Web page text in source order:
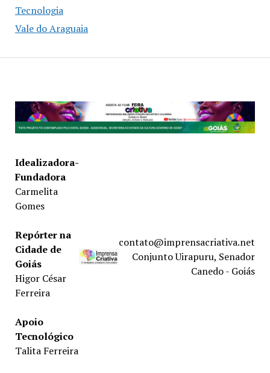
Tecnologia
Vale do Araguaia
Idealizadora-
Fundadora
Carmelita
Gomes
Repórter na
Cidade de
Goiás
Higor César
Ferreira
Apoio
Tecnológico
Talita Ferreira
contato@imprensacriativa.net
Conjunto Uirapuru, Senador
Canedo - Goiás